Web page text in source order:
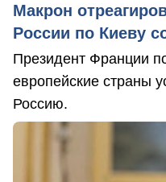
Макрон
России по Киеву
Президент Франции
европейские страны
Россию.